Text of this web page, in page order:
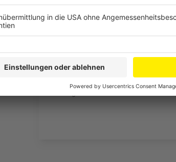
die
Bastille - Shut Off The Lights